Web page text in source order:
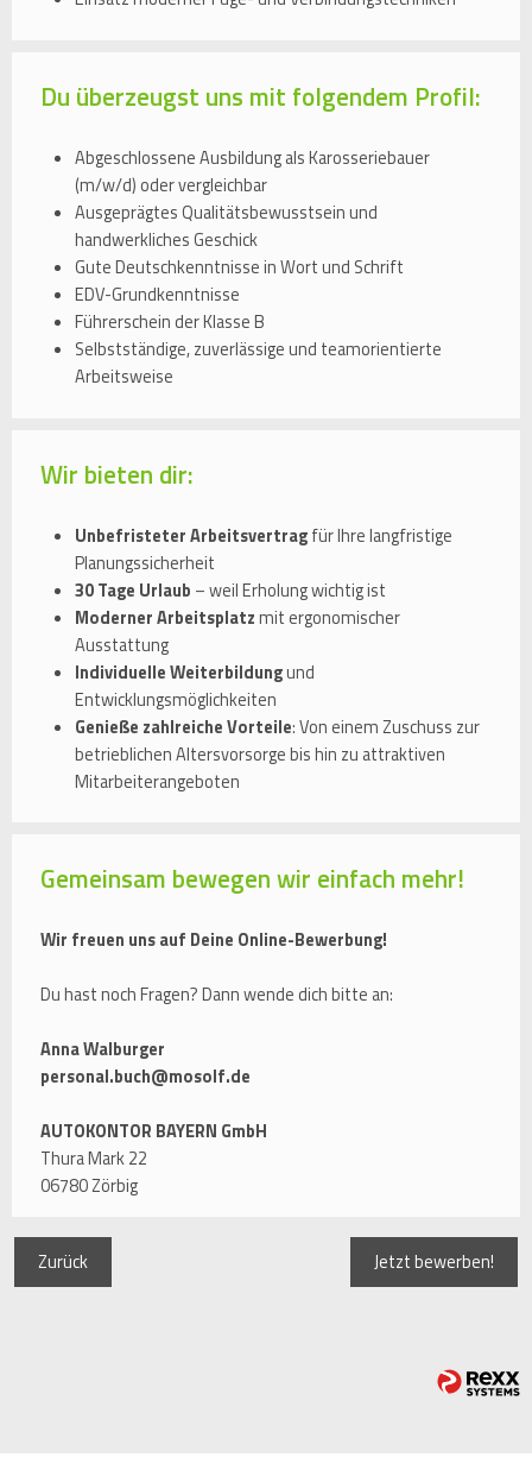
Du überzeugst uns mit folgendem Profil:
Abgeschlossene Ausbildung als Karosseriebauer
(m/w/d) oder vergleichbar
Ausgeprägtes Qualitätsbewusstsein und
handwerkliches Geschick
Gute Deutschkenntnisse in Wort und Schrift
EDV-Grundkenntnisse
Führerschein der Klasse B
Selbstständige, zuverlässige und teamorientierte
Arbeitsweise
Wir bieten dir:
Unbefristeter Arbeitsvertragfür Ihre langfristige
Planungssicherheit
30 Tage Urlaub – weil Erholung wichtig ist
Moderner Arbeitsplatzmit ergonomischer
Ausstattung
Individuelle Weiterbildungund
Entwicklungsmöglichkeiten
Genieße zahlreiche Vorteile: Von einem Zuschuss zur
betrieblichen Altersvorsorge bis hin zu attraktiven
Mitarbeiterangeboten
Gemeinsam bewegen wir einfach mehr!
Wir freuen uns auf Deine Online-Bewerbung!
Du hast noch Fragen? Dann wende dich bitte an:
Anna Walburger
personal.buch@mosolf.de
AUTOKONTOR BAYERN GmbH
Thura Mark 22
06780 Zörbig
Zurück Jetzt bewerben!